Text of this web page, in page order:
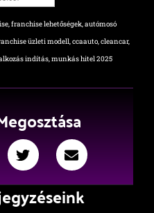
franchise lehetőségek, autómosó
üzleti modell, ccaauto, cleancar,
indítás, munkás hitel 2025